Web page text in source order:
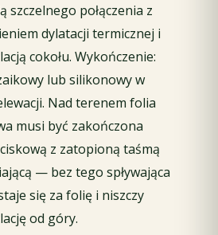
szczelnego połączenia z
dylatacji termicznej i
cokołu. Wykończenie:
lub silikonowy w
Nad terenem folia
musi być zakończona
z zatopioną taśmą
— bez tego spływająca
się za folię i niszczy
od góry.